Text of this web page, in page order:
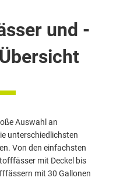
und -
Auswahl an
unterschiedlichsten
Von den einfachsten
mit Deckel bis
mit 30 Gallonen